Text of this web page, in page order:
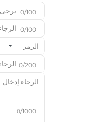
0/100
0/100
الرمز
0/200
0/1000